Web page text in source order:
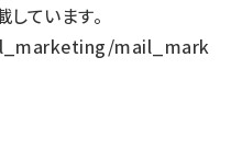
しています。
mail_mark